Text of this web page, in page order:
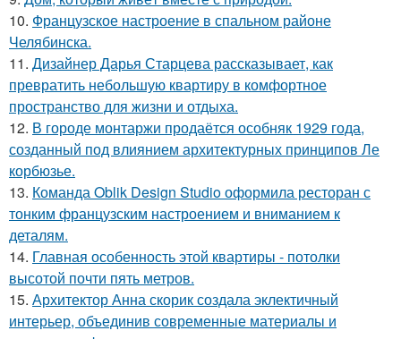
10. Французское настроение в спальном районе
Челябинска.
11. Дизайнер Дарья Старцева рассказывает, как
превратить небольшую квартиру в комфортное
пространство для жизни и отдыха.
12. В городе монтаржи продаётся особняк 1929 года,
созданный под влиянием архитектурных принципов Ле
корбюзье.
13. Команда Oblik Design Studio оформила ресторан с
тонким французским настроением и вниманием к
деталям.
14. Главная особенность этой квартиры - потолки
высотой почти пять метров.
15. Архитектор Анна скорик создала эклектичный
интерьер, объединив современные материалы и